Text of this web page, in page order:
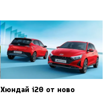
Хюндай i20 от ново